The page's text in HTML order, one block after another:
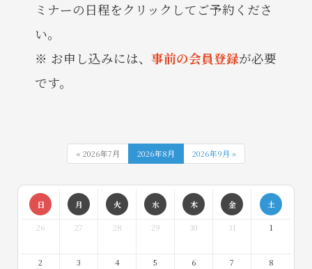
ミナーの日程をクリックしてご予約くださ
い。
お申し込みには、 事前の会員登録が必要
です。
« 2026年7月 2026年8月 2026年9月 »
日 月 火 水 木 金 土
26 27 28 29 30 31 1
2 3 4 5 6 7 8